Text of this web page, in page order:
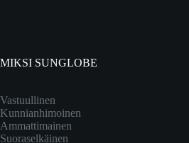
MIKSI SUNGLOBE
Vastuullinen
Kunnianhimoinen
Ammattimainen
Suoraselkäinen